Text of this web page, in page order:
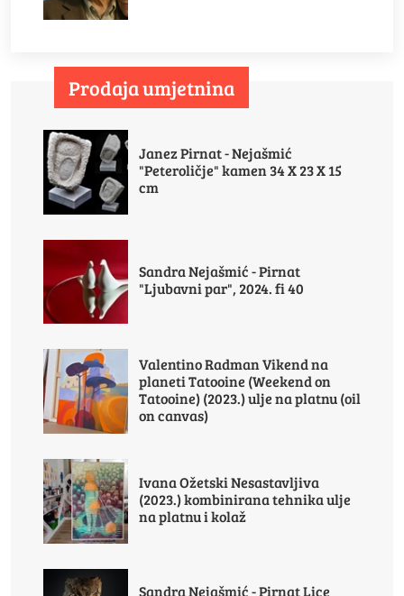
Prodaja umjetnina
Janez Pirnat - Nejašmić
"Peteroličje" kamen 34 X 23 X 15
cm
Sandra Nejašmić - Pirnat
"Ljubavni par", 2024. fi 40
Valentino Radman Vikend na
planeti Tatooine (Weekend on
Tatooine) (2023.) ulje na platnu (oil
on canvas)
Ivana Ožetski Nesastavljiva
(2023.) kombinirana tehnika ulje
na platnu i kolaž
Sandra Nejašmić - Pirnat Lice